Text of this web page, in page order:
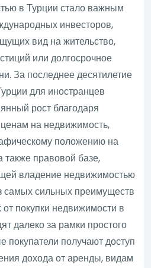
в Турции стало важным
инвесторов,
вид на жительство,
или долгосрочное
За последнее десятилетие
для иностранцев
рост благодаря
на недвижимость,
положению на
правовой базе,
владение недвижимостью
самых сильных преимуществ
покупки недвижимости в
далеко за рамки простого
покупатели получают доступ
дохода от аренды, видам